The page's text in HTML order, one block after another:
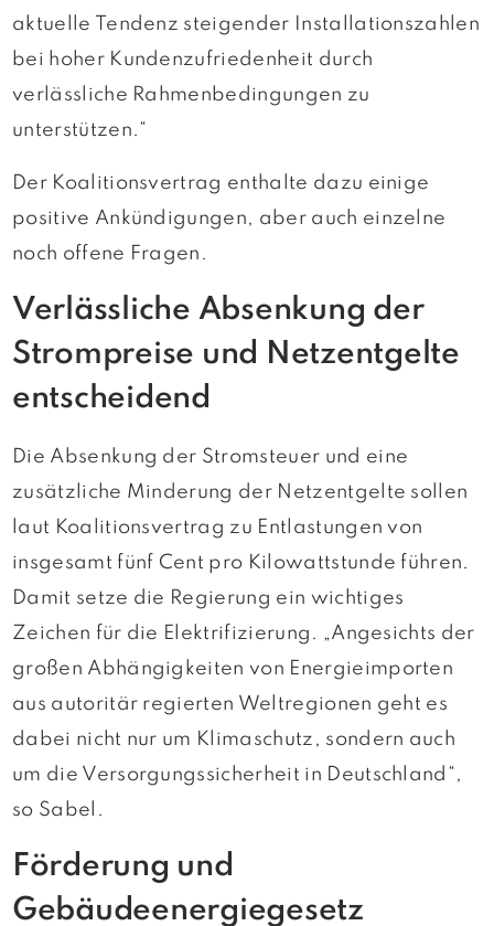
aktuelle Tendenz steigender Installationszahlen
bei hoher Kundenzufriedenheit durch
verlässliche Rahmenbedingungen zu
unterstützen.“
Der Koalitionsvertrag enthalte dazu einige
positive Ankündigungen, aber auch einzelne
noch offene Fragen.
Verlässliche Absenkung der
Strompreise und Netzentgelte
entscheidend
Die Absenkung der Stromsteuer und eine
zusätzliche Minderung der Netzentgelte sollen
laut Koalitionsvertrag zu Entlastungen von
insgesamt fünf Cent pro Kilowattstunde führen.
Damit setze die Regierung ein wichtiges
Zeichen für die Elektrifizierung. „Angesichts der
großen Abhängigkeiten von Energieimporten
aus autoritär regierten Weltregionen geht es
dabei nicht nur um Klimaschutz, sondern auch
um die Versorgungssicherheit in Deutschland“,
so Sabel.
Förderung und
Gebäudeenergiegesetz